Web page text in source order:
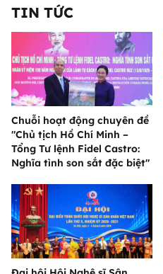
TIN TỨC
Chuỗi hoạt động chuyên đề
"Chủ tịch Hồ Chí Minh –
Tổng Tư lệnh Fidel Castro:
Nghĩa tình son sắt đặc biệt"